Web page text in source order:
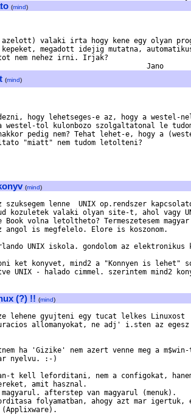
(mind)
azelott) valaki irta hogy kene egy olyan
kepeket, megadott idejig mutatna,
nem nehez irni. Irjak?
(mind)
hogy lehetseges-e az, hogy a westel-
westel-tol kulonbozo szolgaltatonal le
pedig nem? Tehat lehet-e, hogy a
"miatt" nem tudom letolteni?
(mind)
szuksegem lenne  UNIX op.rendszer
kozuletek valaki olyan site-t, ahol vagy
Book volna letoltheto? Termeszetesem
angol is megfelelo. Elore is koszonom.
UNIX iskola. gondolom az elektronikus
ket konyvet, mind2 a "Konnyen is lehet"
UNIX - halado cimmel. szerintem mind2
(?) !! (mind)
lehene gyujteni egy tucat lelkes Linuxost
allomanyokat, ne adj' i.sten az
ha 'Gizike' nem azert venne meg a
nyelvu. :-)
t kell leforditani, nem a configokat,
amit hasznal.
magyarul. afterstep van magyarul (menuk).
folyamatban, ahogy azt mar igertuk,